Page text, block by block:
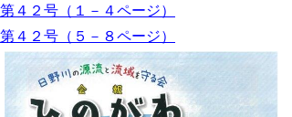
第４２号（１－４ページ）
第４２号（５－８ページ）